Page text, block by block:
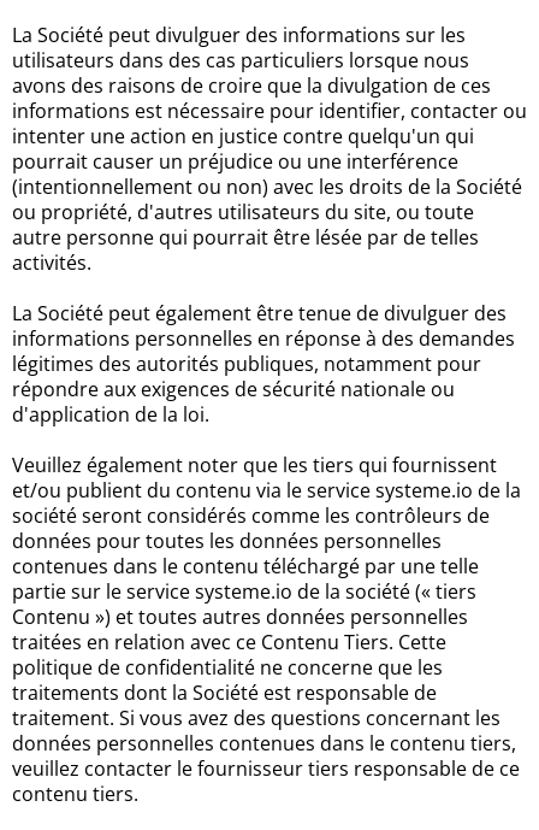
La Société peut divulguer des informations sur les
utilisateurs dans des cas particuliers lorsque nous
avons des raisons de croire que la divulgation de ces
informations est nécessaire pour identifier, contacter ou
intenter une action en justice contre quelqu'un qui
pourrait causer un préjudice ou une interférence
(intentionnellement ou non) avec les droits de la Société
ou propriété, d'autres utilisateurs du site, ou toute
autre personne qui pourrait être lésée par de telles
activités.
La Société peut également être tenue de divulguer des
informations personnelles en réponse à des demandes
légitimes des autorités publiques, notamment pour
répondre aux exigences de sécurité nationale ou
d'application de la loi.
Veuillez également noter que les tiers qui fournissent
et/ou publient du contenu via le service systeme.io de la
société seront considérés comme les contrôleurs de
données pour toutes les données personnelles
contenues dans le contenu téléchargé par une telle
partie sur le service systeme.io de la société (« tiers
Contenu ») et toutes autres données personnelles
traitées en relation avec ce Contenu Tiers. Cette
politique de confidentialité ne concerne que les
traitements dont la Société est responsable de
traitement. Si vous avez des questions concernant les
données personnelles contenues dans le contenu tiers,
veuillez contacter le fournisseur tiers responsable de ce
contenu tiers.